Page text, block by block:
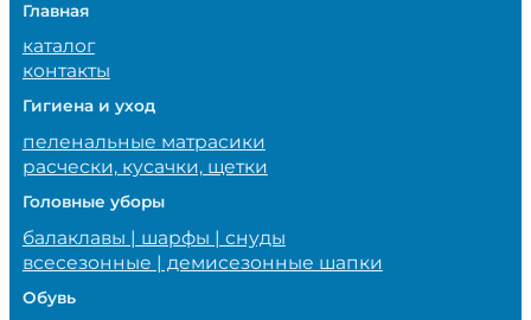
Главная
каталог
контакты
Гигиена и уход
пеленальные матрасики
расчески, кусачки, щетки
Головные уборы
балаклавы | шарфы | снуды
всесезонные | демисезонные шапки
Обувь